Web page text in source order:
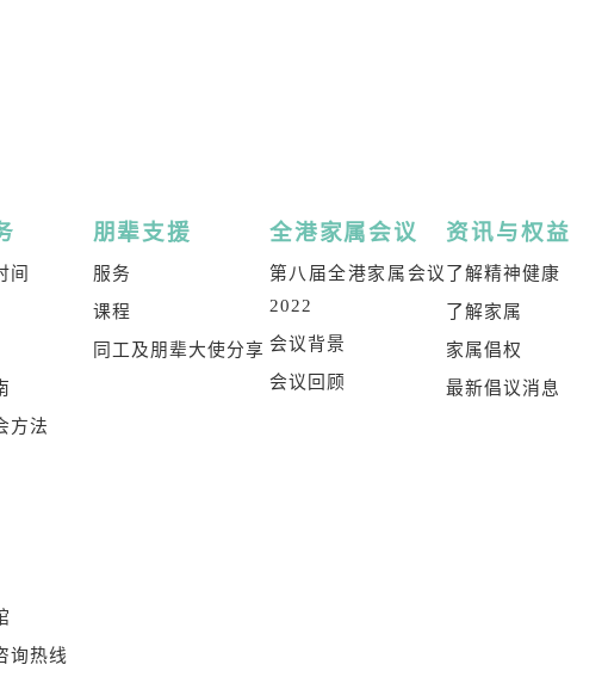
间
方法
询热线
朋辈支援
服务
课程
同工及朋辈大使分享
全港家属会议
第八届全港家属会议
2022
会议背景
会议回顾
资讯与权益
了解精神健康
了解家属
家属倡权
最新倡议消息